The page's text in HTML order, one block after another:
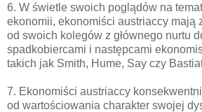
6. W świetle swoich poglądów na
ekonomii, ekonomiści austriaccy mają
od swoich kolegów z głównego nurtu
spadkobiercami i następcami
takich jak Smith, Hume, Say czy
7. Ekonomiści austriaccy
od wartościowania charakter swojej